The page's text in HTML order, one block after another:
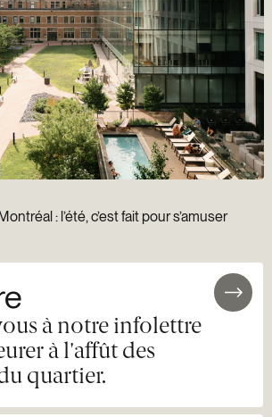
: l’été, c’est fait pour s’amuser
à notre infolettre
à l'affût des
quartier.